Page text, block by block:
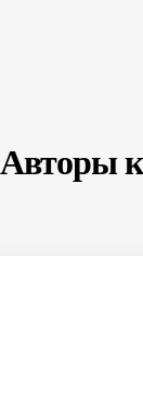
Авторы